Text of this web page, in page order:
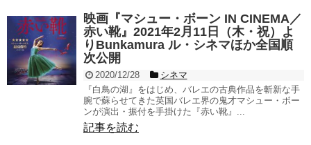
映画『マシュー・ボーン IN CINEMA／
赤い靴』2021年2月11日（木・祝）よ
りBunkamura ル・シネマほか全国順
次公開
2020/12/28
シネマ
『白鳥の湖』をはじめ、バレエの古典作品を斬新な手
腕で蘇らせてきた英国バレエ界の鬼才マシュー・ボー
ンが演出・振付を手掛けた『赤い靴』...
記事を読む